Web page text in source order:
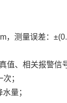
测量误差：
、相关报警
；
量；